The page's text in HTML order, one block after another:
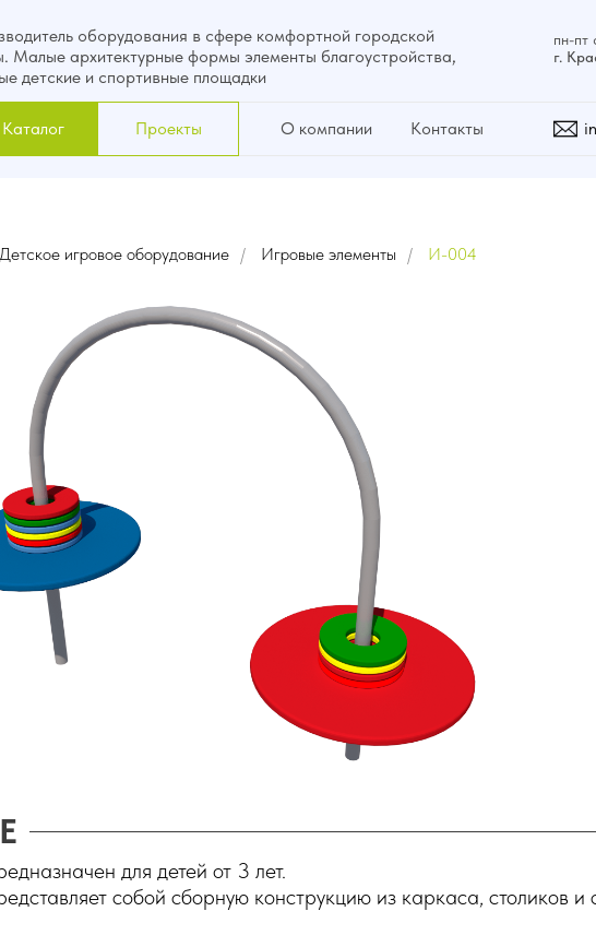
оборудования в сфере комфортной городской
Малые архитектурные формы элементы благоустройства,
детские и спортивные площадки
О компании Контакты
Проекты
пн-пт
г.
Детское игровое оборудование / Игровые элементы / И-004
для детей от 3 лет.
собой сборную конструкцию из каркаса, столиков и